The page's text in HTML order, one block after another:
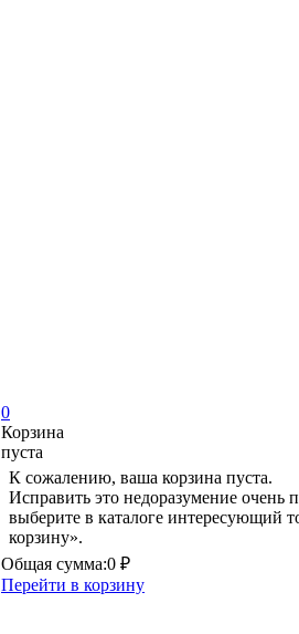
0
Корзина
пуста
К сожалению, ваша корзина пуста.
Исправить это недоразумение очень
выберите в каталоге интересующий
корзину».
Общая сумма:0 ₽
Перейти в корзину